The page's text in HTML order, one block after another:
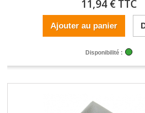
11,94 € TTC
Ajouter au panier
Disponibilité :